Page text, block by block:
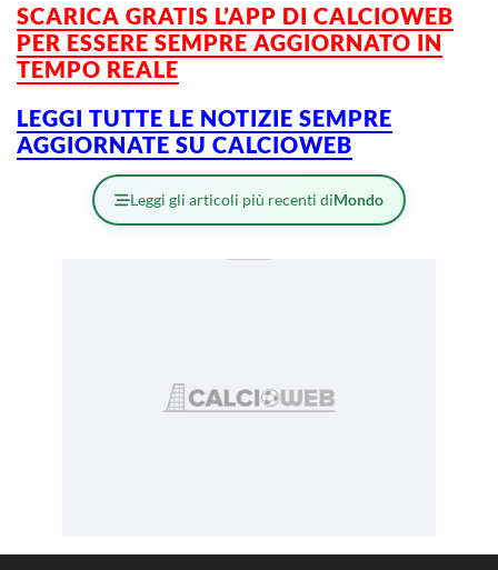
SCARICA GRATIS L’APP DI CALCIOWEB
PER ESSERE SEMPRE AGGIORNATO IN
TEMPO REALE
LEGGI TUTTE LE NOTIZIE SEMPRE
AGGIORNATE SU CALCIOWEB
Leggi gli articoli più recenti diMondo